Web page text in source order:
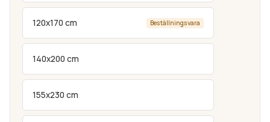
120x170 cm Beställningsvara
140x200 cm
155x230 cm